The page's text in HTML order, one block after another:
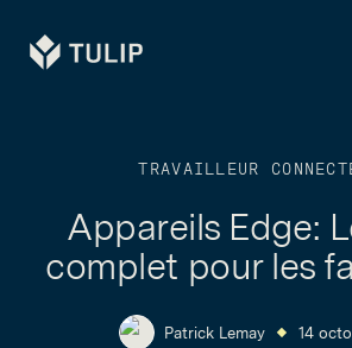
Tulip
TRAVAILLEUR
Appareils Edge:
complet pour les
Patrick Lemay 14